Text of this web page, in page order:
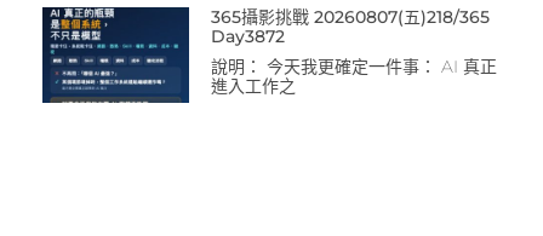
365攝影挑戰 20260807(五)218/365
Day3872
說明： 今天我更確定一件事： AI 真正
進入工作之